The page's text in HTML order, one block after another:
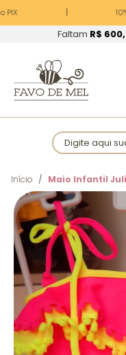
Faltam R$
Digite aqui
Início Maio Infantil